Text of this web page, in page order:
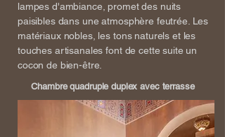
lampes d'ambiance, promet des nuits
paisibles dans une atmosphère feutrée. Les
matériaux nobles, les tons naturels et les
touches artisanales font de cette suite un
cocon de bien-être.
Chambre quadruple duplex avec terrasse